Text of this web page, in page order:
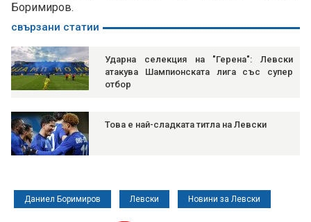
Боримиров.
свързани статии
Ударна селекция на "Герена": Левски
атакува Шампионската лига със супер
отбор
Това е най-сладката титла на Левски
Даниел Боримиров Левски Новини за Левски